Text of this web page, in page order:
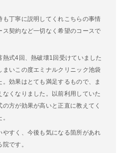
丁寧に説明してくれこちらの事情
ス契約など一切なく希望のコースで
熱式4回、熱破壊1回受けていました
いこの度エミナルクリニック池袋
効果はとても満足するもので、ま
くなりました。以前利用していた
方が効果が高いと正直に教えてく
すく、今後も気になる箇所があれ
です。